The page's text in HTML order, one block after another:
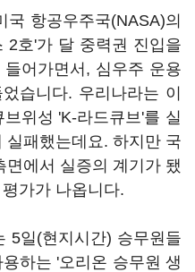
국 항공우주국(NASA)의
2호'가 달 중력권 진입을
어가면서, 심우주 운용
습니다. 우리나라는 이
위성 'K-라드큐브'를 실
실패했는데요. 하지만 국
에서 실증의 계기가 됐
가가 나옵니다.
5일(현지시간) 승무원들
하는 '오리온 승무원 생